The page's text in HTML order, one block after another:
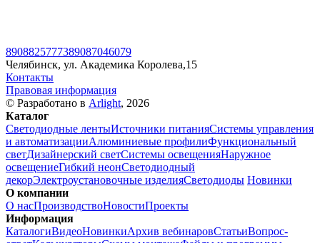
8908825777389087046079
Челябинск, ул. Академика Королева,15
Контакты
Правовая информация
© Разработано в Arlight, 2026
Каталог
Светодиодные лентыИсточники питанияСистемы управления
и автоматизацииАлюминиевые профилиФункциональный
светДизайнерский светСистемы освещенияНаружное
освещениеГибкий неонСветодиодный
декорЭлектроустановочные изделияСветодиоды Новинки
О компании
О насПроизводствоНовостиПроекты
Информация
КаталогиВидеоНовинкиАрхив вебинаровСтатьиВопрос-